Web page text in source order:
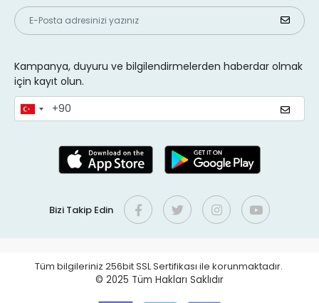
Kampanya, duyuru ve bilgilendirmelerden haberdar olmak
için kayıt olun.
Bizi Takip Edin
Tüm bilgileriniz 256bit SSL Sertifikası ile korunmaktadır.
© 2025 Tüm Hakları Saklıdır